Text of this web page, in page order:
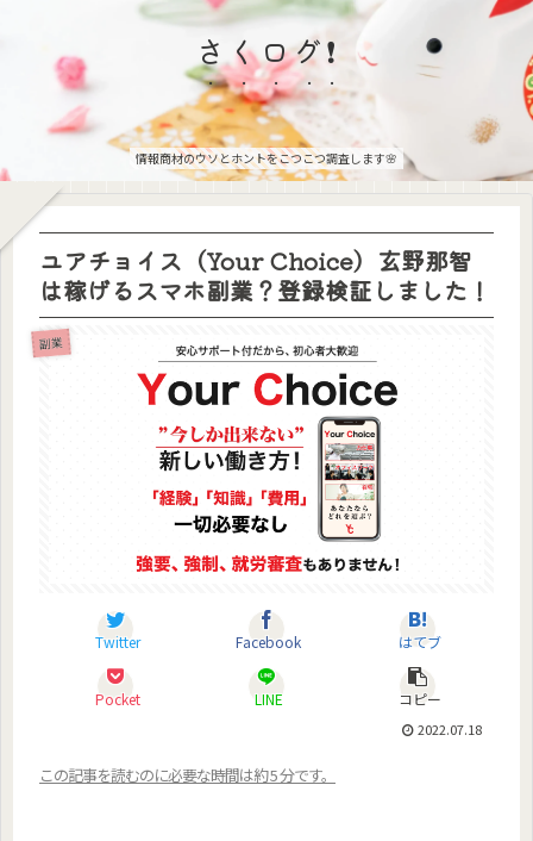
さくログ❗
情報商材のウソとホントをこつこつ調査します🌸
ユアチョイス（Your Choice）玄野那智
は稼げるスマホ副業？登録検証しました！
副業
Twitter Facebook はてブ
Pocket LINE コピー
2022.07.18
この記事を読むのに必要な時間は約 5 分です。